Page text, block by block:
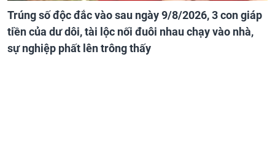
Trúng số độc đắc vào sau ngày 9/8/2026, 3 con giáp
tiền của dư dôi, tài lộc nối đuôi nhau chạy vào nhà,
sự nghiệp phất lên trông thấy